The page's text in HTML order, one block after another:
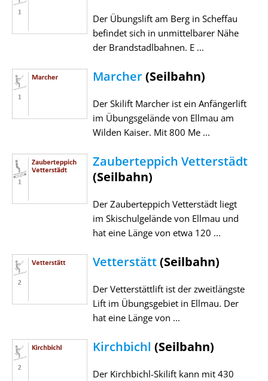
Der Übungslift am Berg in Scheffau
befindet sich in unmittelbarer Nähe
der Brandstadlbahnen. E ...
Marcher(Seilbahn)
Der Skilift Marcher ist ein Anfängerlift
im Übungsgelände von Ellmau am
Wilden Kaiser. Mit 800 Me ...
Zauberteppich Vetterstädt
(Seilbahn)
Der Zauberteppich Vetterstädt liegt
im Skischulgelände von Ellmau und
hat eine Länge von etwa 120 ...
Vetterstätt(Seilbahn)
Der Vetterstättlift ist der zweitlängste
Lift im Übungsgebiet in Ellmau. Der
hat eine Länge von ...
Kirchbichl (Seilbahn)
Der Kirchbichl-Skilift kann mit 430